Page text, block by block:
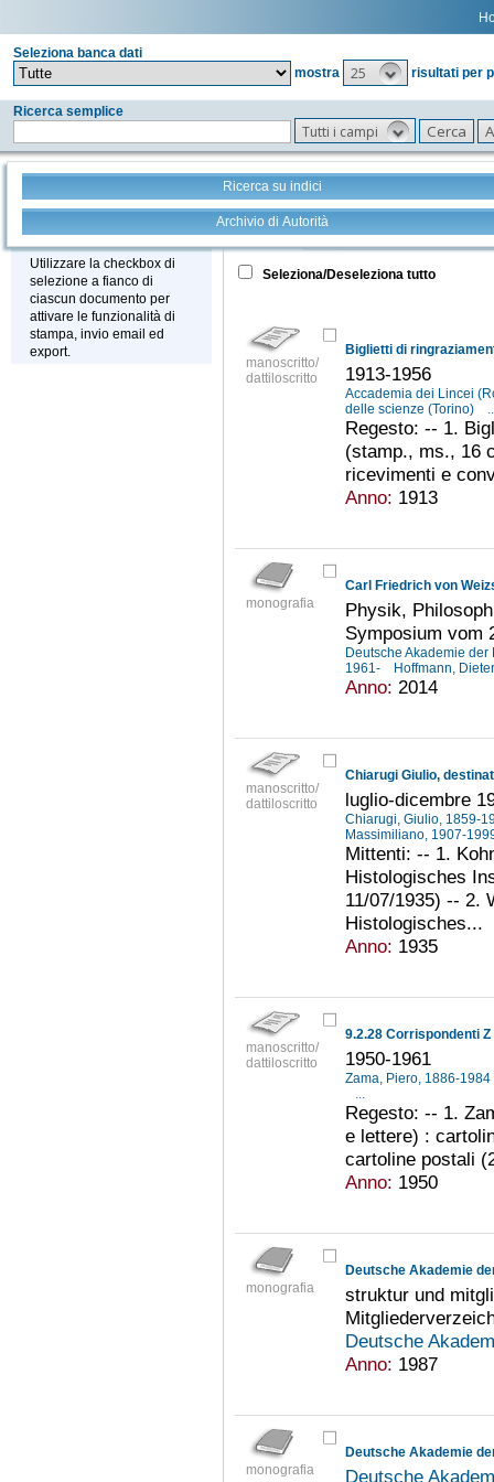
Seleziona banca dati
mostra
25 risultati per
Ricerca semplice
Tutti i campi
Ricerca su indici
Archivio di Autorità
Stampa - Email - Export
Utilizzare la checkbox di
selezione a fianco di
ciascun documento per
attivare le funzionalità di
stampa, invio email ed
export.
Tutto +
Seleziona/Deseleziona tutto
manoscritto/
dattiloscritto
Biglietti di
1913-1956
Accademia dei Lincei
delle scienze (Torino)
Regesto: -- 1.
(stamp., ms., 16
ricevimenti e
Anno: 1913
monografia
Carl Friedrich von
Physik,
Symposium vom
Deutsche Akademie
1961-
Hoffmann,
Anno: 2014
manoscritto/
dattiloscritto
Chiarugi Giulio,
luglio-dicembre
Chiarugi, Giulio, 1859-
Massimiliano, 1907-
Mittenti: -- 1.
Histologisches
11/07/1935) -- 2.
Histologisches...
Anno: 1935
manoscritto/
dattiloscritto
9.2.28 Corrispondenti Z
1950-1961
Zama, Piero, 1886-1984
...
Regesto: -- 1.
e lettere) :
cartoline postali
Anno: 1950
monografia
struktur und
Deutsche
Anno: 1987
monografia
Deutsche Akademie
Deutsche